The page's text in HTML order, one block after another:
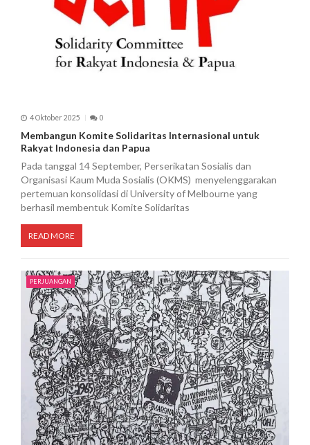
4 Oktober 2025 0
Membangun Komite Solidaritas Internasional untuk
Rakyat Indonesia dan Papua
Pada tanggal 14 September, Perserikatan Sosialis dan
Organisasi Kaum Muda Sosialis (OKMS) menyelenggarakan
pertemuan konsolidasi di University of Melbourne yang
berhasil membentuk Komite Solidaritas
READ MORE
PERJUANGAN